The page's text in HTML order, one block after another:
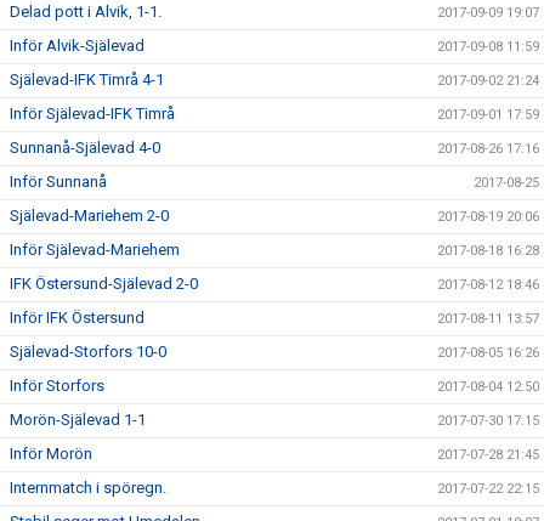
Delad pott i Alvik, 1-1. 2017-09-09 19:07
Inför Alvik-Själevad 2017-09-08 11:59
Själevad-IFK Timrå 4-1 2017-09-02 21:24
Inför Själevad-IFK Timrå 2017-09-01 17:59
Sunnanå-Själevad 4-0 2017-08-26 17:16
Inför Sunnanå 2017-08-25
Själevad-Mariehem 2-0 2017-08-19 20:06
Inför Själevad-Mariehem 2017-08-18 16:28
IFK Östersund-Själevad 2-0 2017-08-12 18:46
Inför IFK Östersund 2017-08-11 13:57
Själevad-Storfors 10-0 2017-08-05 16:26
Inför Storfors 2017-08-04 12:50
Morön-Själevad 1-1 2017-07-30 17:15
Inför Morön 2017-07-28 21:45
Internmatch i spöregn. 2017-07-22 22:15